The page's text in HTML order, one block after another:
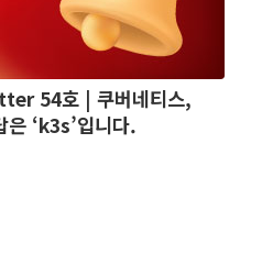
54호 | 쿠버네티스,
은 ‘k3s’입니다.